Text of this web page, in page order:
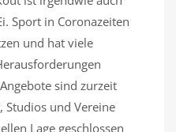
Sport in Coronazeiten
und hat viele
sind zurzeit
Studios und Vereine
Lage geschlossen